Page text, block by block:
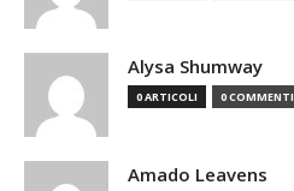
Alysa Shumway
0 ARTICOLI 0 COMMENTI
Amado Leavens